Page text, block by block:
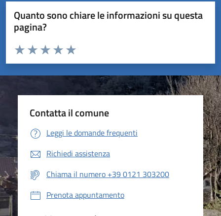
Quanto sono chiare le informazioni su questa
pagina?
Valuta da 1 a 5 stelle la pagina
Valuta 5 stelle su 5
Valuta 4 stelle su 5
Valuta 3 stelle su 5
Valuta 2 stelle su 5
Valuta 1 stelle su 5
Contatta il comune
Leggi le domande frequenti
Richiedi assistenza
Chiama il numero +39 0121 303200
Prenota appuntamento